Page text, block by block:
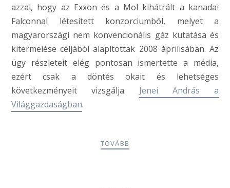
azzal, hogy az Exxon és a Mol kihátrált a kanadai
Falconnal létesített konzorciumból, melyet a
magyarországi nem konvencionális gáz kutatása és
kitermelése céljából alapítottak 2008 áprilisában. Az
ügy részleteit elég pontosan ismertette a média,
ezért csak a döntés okait és lehetséges
következményeit vizsgálja Jenei András a
Világgazdaságban.
TOVÁBB